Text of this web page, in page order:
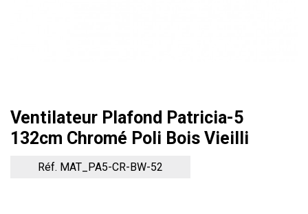
Ventilateur Plafond Patricia-5
132cm Chromé Poli Bois Vieilli
Réf. MAT_PA5-CR-BW-52